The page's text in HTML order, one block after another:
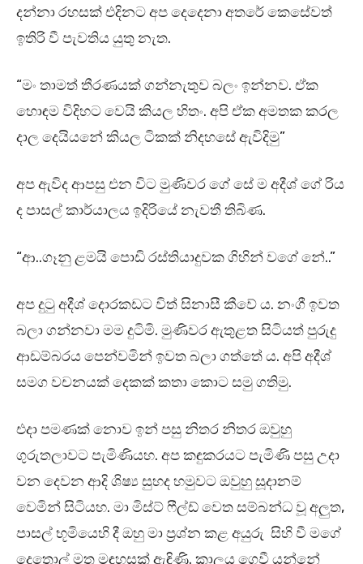
දන්නා රහසක් එදිනට අප දෙදෙනා අතරේ කෙසේවත්
ඉතිරි වී පැවතිය යුතු නැත.
“මං තාමත් තීරණයක් ගන්නැතුව බලං ඉන්නව. ඒක
හොඳම විදිහට වෙයි කියල හිතං. අපි ඒක අමතක කරල
දාල දෙයියනේ කියල ටිකක් නිදහසේ ඇවිදිමු”
අප ඇවිද ආපසු එන විට මුණිවර ගේ සේ ම අදීශ් ගේ රිය
ද පාසල් කාර්යාලය ඉදිරියේ නැවතී තිබිණ.
“ආ..ගෑනු ළමයි පොඩි රස්තියාදුවක ගිහින් වගේ නේ..”
අප දුටු අදීශ් දොරකඩට විත් සිනාසී කීවේ ය. නංගී ඉවත
බලා ගන්නවා මම දුටිමි. මුණිවර ඇතුළත සිටියත් පුරුදු
ආඩම්බරය පෙන්වමින් ඉවත බලා ගත්තේ ය. අපි අදීශ්
සමග වචනයක් දෙකක් කතා කොට සමු ගතිමු.
එදා පමණක් නොව ඉන් පසු නිතර නිතර ඔවුහු
ගුරුතලාවට පැමිණියහ. අප කඳුකරයට පැමිණි පසු උදා
වන දෙවන ආදි ශිෂ්‍ය සුහද හමුවට ඔවුහු සූදානම්
වෙමින් සිටියහ. මා මිස්ට් ෆීල්ඩ් වෙත සම්බන්ධ වූ අලුත,
පාසල් භූමියෙහි දී ඔහු මා ප්‍රශ්න කළ අයුරු සිහි වී මගේ
දෙතොල් මත මඳහසක් ඇඳිණි. කාලය ගෙවී යන්නේ